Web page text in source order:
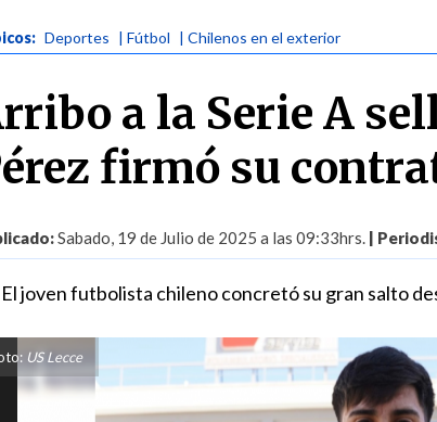
Deportes | Fútbol | Chilenos en el exterior
a la Serie A
firmó su
Sabado, 19 de Julio de 2025 a las 09:33hrs. |
El joven futbolista chileno concretó su gran salto
US Lecce